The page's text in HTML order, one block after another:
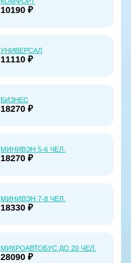
10190 ₽
УНИВЕРСАЛ
11110 ₽
БИЗНЕС
18270 ₽
МИНИВЭН 5-6 ЧЕЛ.
18270 ₽
МИНИВЭН 7-8 ЧЕЛ.
18330 ₽
МИКРОАВТОБУС ДО 20 ЧЕЛ.
28090 ₽